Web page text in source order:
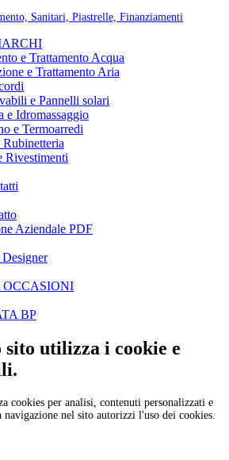
e Trattamento Acqua
e Trattamento Aria
e Pannelli solari
e Idromassaggio
e Termoarredi
Rubinetteria
Rivestimenti
Aziendale PDF
BP
sito utilizza i cookie e
cookies per analisi, contenuti personalizzati e
nel sito autorizzi l'uso dei cookies.